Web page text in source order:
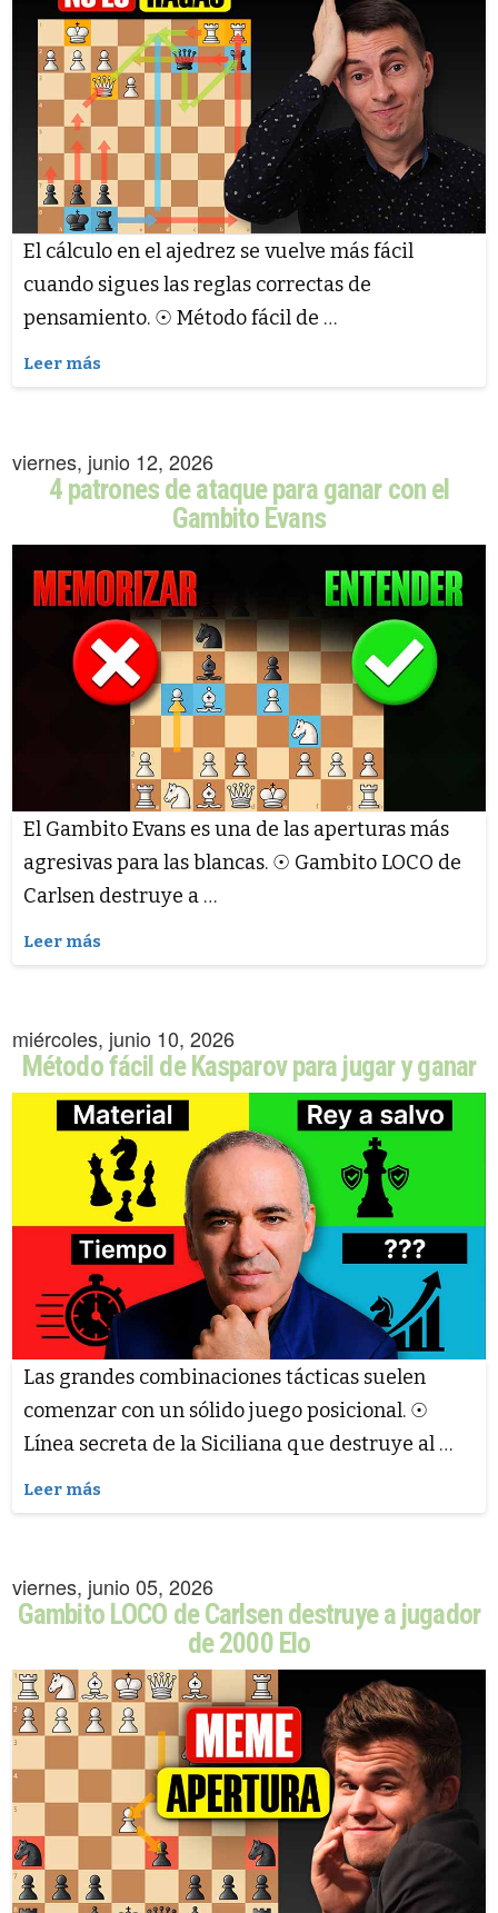
El cálculo en el ajedrez se vuelve más fácil
cuando sigues las reglas correctas de
pensamiento. ☉ Método fácil de …
Leer más
viernes, junio 12, 2026
4 patrones de ataque para ganar con el
Gambito Evans
El Gambito Evans es una de las aperturas más
agresivas para las blancas. ☉ Gambito LOCO de
Carlsen destruye a …
Leer más
miércoles, junio 10, 2026
Método fácil de Kasparov para jugar y ganar
Las grandes combinaciones tácticas suelen
comenzar con un sólido juego posicional. ☉
Línea secreta de la Siciliana que destruye al …
Leer más
viernes, junio 05, 2026
Gambito LOCO de Carlsen destruye a jugador
de 2000 Elo